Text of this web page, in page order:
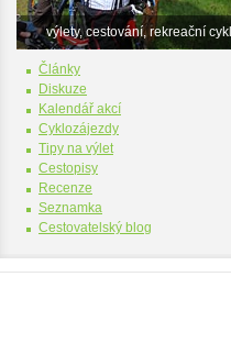
výlety, cestování, rekreační
Články
Diskuze
Kalendář akcí
Cyklozájezdy
Tipy na výlet
Cestopisy
Recenze
Seznamka
Cestovatelský blog